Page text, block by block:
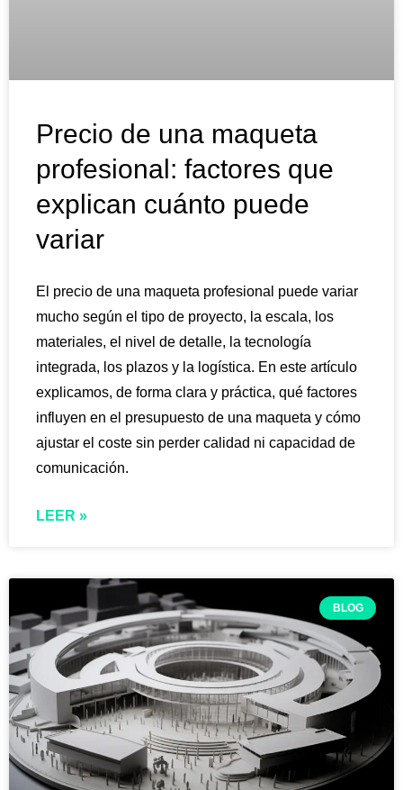
Precio de una maqueta
profesional: factores que
explican cuánto puede
variar
El precio de una maqueta profesional puede variar
mucho según el tipo de proyecto, la escala, los
materiales, el nivel de detalle, la tecnología
integrada, los plazos y la logística. En este artículo
explicamos, de forma clara y práctica, qué factores
influyen en el presupuesto de una maqueta y cómo
ajustar el coste sin perder calidad ni capacidad de
comunicación.
LEER »
BLOG